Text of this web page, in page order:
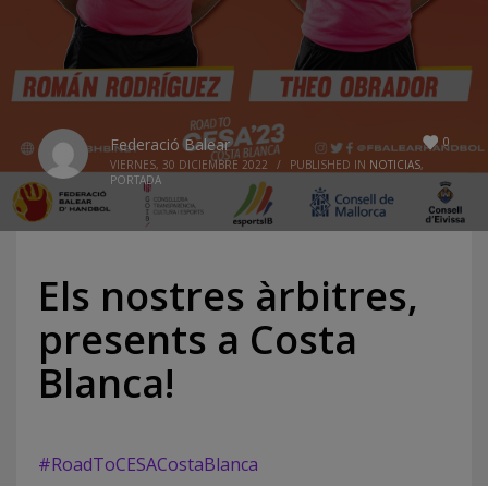
0
Federació Balear
VIERNES, 30 DICIEMBRE 2022 / PUBLISHED IN NOTICIAS,
PORTADA
Els nostres àrbitres,
presents a Costa
Blanca!
#RoadToCESACostaBlanca